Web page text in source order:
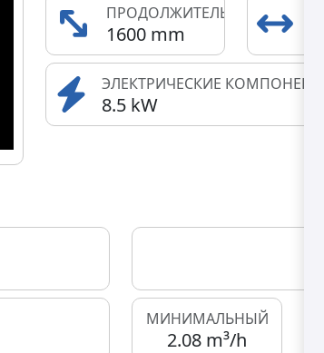
ПРОДОЛЖИТЕЛЬНОСТЬ
1600 mm
ЭЛЕКТРИЧЕСКИЕ КОМПОНЕНТЫ
8.5 kW
МИНИМАЛЬНЫЙ
2.08 m³/h